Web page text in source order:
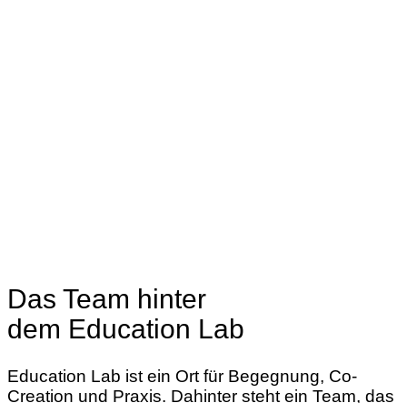
Das Team hinter
dem Education Lab
Education Lab ist ein Ort für Begegnung, Co-
Creation und Praxis. Dahinter steht ein Team, das